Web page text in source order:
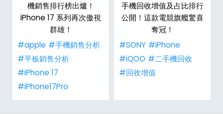
機銷售排行榜出爐！
iPhone 17 系列再次傲視
群雄！
#apple #手機銷售分析
#平板銷售分析
#iPhone 17
#iPhone17Pro
手機回收增值及占比排行
公開！這款電競旗艦驚喜
奪冠！
#SONY #iPhone
#iQOO #二手機回收
#回收增值